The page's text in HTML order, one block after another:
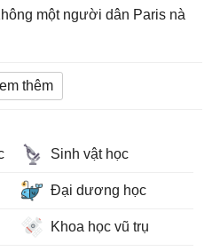
một người dân Paris nà
thêm
Sinh vật học
Đại dương học
Khoa học vũ trụ